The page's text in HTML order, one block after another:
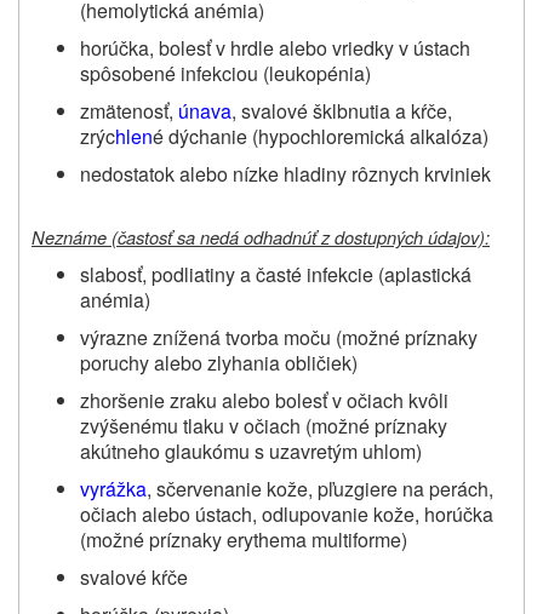
(hemolytická anémia)
horúčka, bolesť v hrdle alebo vriedky v ústach
spôsobené infekciou (leukopénia)
zmätenosť, únava, svalové šklbnutia a kŕče,
zrýchlené dýchanie (hypochloremická alkalóza)
nedostatok alebo nízke hladiny rôznych krviniek
Neznáme (častosť sa nedá odhadnúť z dostupných údajov):
slabosť, podliatiny a časté infekcie (aplastická
anémia)
výrazne znížená tvorba moču (možné príznaky
poruchy alebo zlyhania obličiek)
zhoršenie zraku alebo bolesť v očiach kvôli
zvýšenému tlaku v očiach (možné príznaky
akútneho glaukómu s uzavretým uhlom)
vyrážka, sčervenanie kože, pľuzgiere na perách,
očiach alebo ústach, odlupovanie kože, horúčka
(možné príznaky erythema multiforme)
svalové kŕče